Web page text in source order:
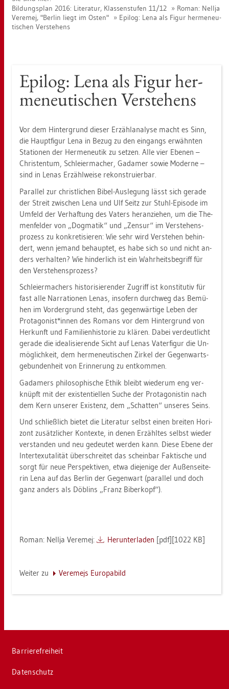
Bil­dungs­plan 2016: Li­te­ra­tur, Klas­sen­stu­fen 11/12
Roman: Nell­ja
Ve­r­emej, "Ber­lin liegt im Osten"
Epi­log: Lena als Figur her­me­neu­
ti­schen Ver­ste­hens
Epi­log: Lena als Figur her­
me­neu­ti­schen Ver­ste­hens
Vor dem Hin­ter­grund die­ser Er­zähl­ana­ly­se macht es Sinn,
die Haupt­fi­gur Lena in Bezug zu den ein­gangs er­wähn­ten
Sta­tio­nen der Her­me­neu­tik zu set­zen. Alle vier Ebe­nen –
Chris­ten­tum, Schlei­er­ma­cher, Ga­da­mer sowie Mo­der­ne –
sind in Lenas Er­zähl­wei­se re­kon­stru­ier­bar.
Par­al­lel zur christ­li­chen Bibel-Aus­le­gung lässt sich ge­ra­de
der Streit zwi­schen Lena und Ulf Seitz zur Stuhl-Epi­so­de im
Um­feld der Ver­haf­tung des Va­ters her­an­zie­hen, um die The­
men­fel­der von „Dog­ma­tik“ und „Zen­sur“ im Ver­ste­hens­
pro­zess zu kon­kre­ti­sie­ren: Wie sehr wird Ver­ste­hen be­hin­
dert, wenn je­mand be­haup­tet, es habe sich so und nicht an­
ders ver­hal­ten? Wie hin­der­lich ist ein Wahr­heits­be­griff für
den Ver­ste­hens­pro­zess?
Schlei­er­ma­chers his­to­ri­sie­ren­der Zu­griff ist kon­sti­tu­tiv für
fast alle Nar­ra­tio­nen Lenas, in­so­fern durch­weg das Be­mü­
hen im Vor­der­grund steht, das ge­gen­wär­ti­ge Leben der
Prot­ago­nist*innen des Ro­mans vor dem Hin­ter­grund von
Her­kunft und Fa­mi­li­en­his­to­rie zu klä­ren. Dabei ver­deut­licht
ge­ra­de die idea­li­sie­ren­de Sicht auf Lenas Va­ter­fi­gur die Un­
mög­lich­keit, dem her­me­neu­ti­schen Zir­kel der Ge­gen­warts­
ge­bun­den­heit von Er­in­ne­rung zu ent­kom­men.
Ga­da­mers phi­lo­so­phi­sche Ethik bleibt wie­der­um eng ver­
knüpft mit der exis­ten­ti­el­len Suche der Prot­ago­nis­tin nach
dem Kern un­se­rer Exis­tenz, dem „Schat­ten“ un­se­res Seins.
Und schließ­lich bie­tet die Li­te­ra­tur selbst einen brei­ten Ho­ri­
zont zu­sätz­li­cher Kon­tex­te, in denen Er­zähl­tes selbst wie­der
ver­stan­den und neu ge­deu­tet wer­den kann. Diese Ebene der
In­ter­te­xu­ta­li­tät über­schrei­tet das schein­bar Fak­ti­sche und
sorgt für neue Per­spek­ti­ven, etwa die­je­ni­ge der Au­ßen­sei­te­
rin Lena auf das Ber­lin der Ge­gen­wart (par­al­lel und doch
ganz an­ders als Dö­blins „Franz Bi­ber­kopf“).
Roman: Nell­ja Ve­r­emej: Her­un­ter­la­den [pdf][1022 KB]
Wei­ter zu Ve­r­eme­js Eu­ro­pa­bild
Bar­rie­re­frei­heit
Da­ten­schutz